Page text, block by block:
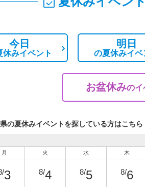
今日
休みイベント
明日
の夏休みイベ
お盆休みのイ
の夏休みイベントを探している方はこちら
月
3
火
8/4
水
8/5
木
8/6